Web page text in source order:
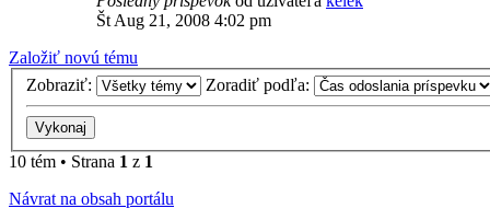
Št Aug 21, 2008 4:02 pm
Založiť novú tému
Zobraziť:
Zoradiť podľa:
10 tém • Strana 1 z 1
Návrat na obsah portálu